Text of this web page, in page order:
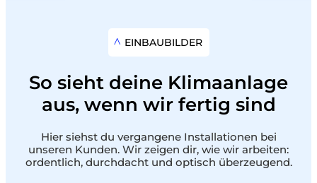
EINBAUBILDER
So sieht deine Klimaanlage
aus, wenn wir fertig sind
Hier siehst du vergangene Installationen bei
unseren Kunden. Wir zeigen dir, wie wir arbeiten:
ordentlich, durchdacht und optisch überzeugend.